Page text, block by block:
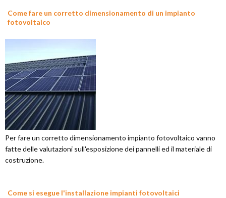
Come fare un corretto dimensionamento di un impianto
fotovoltaico
Per fare un corretto dimensionamento impianto fotovoltaico vanno
fatte delle valutazioni sull'esposizione dei pannelli ed il materiale di
costruzione.
Come si esegue l'installazione impianti fotovoltaici